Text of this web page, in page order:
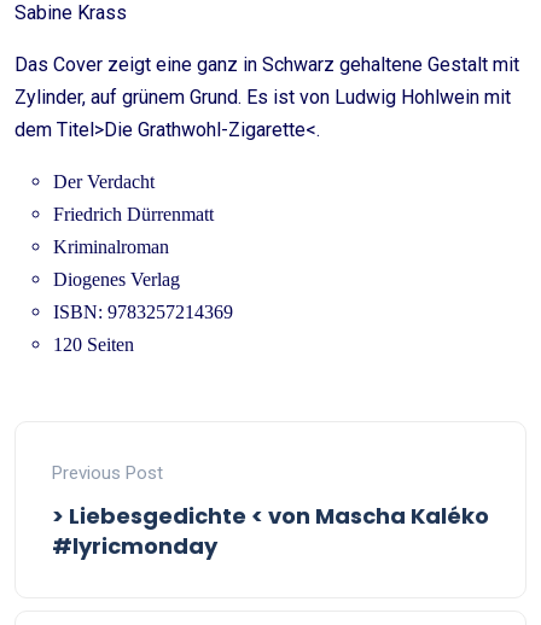
Sabine Krass
Das Cover zeigt eine ganz in Schwarz gehaltene Gestalt mit
Zylinder, auf grünem Grund. Es ist von Ludwig Hohlwein mit
dem Titel>Die Grathwohl-Zigarette<.
Der Verdacht
Friedrich Dürrenmatt
Kriminalroman
Diogenes Verlag
ISBN: 9783257214369
120 Seiten
Previous Post
> Liebesgedichte < von Mascha Kaléko
#lyricmonday